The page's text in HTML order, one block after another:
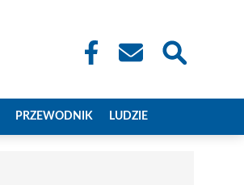
PRZEWODNIK LUDZIE